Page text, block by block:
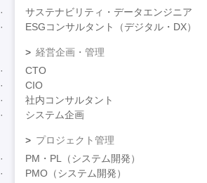
サステナビリティ・データエンジニア
ESGコンサルタント（デジタル・DX）
経営企画・管理
CTO
CIO
社内コンサルタント
システム企画
プロジェクト管理
PM・PL（システム開発）
PMO（システム開発）